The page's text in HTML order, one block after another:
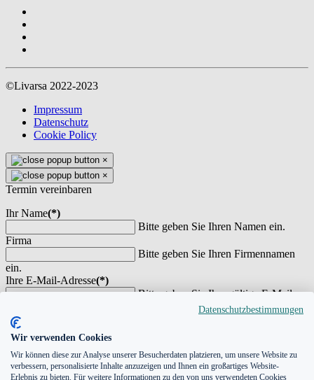
©Livarsa 2022-2023
Impressum
Datenschutz
Cookie Policy
×
×
Termin vereinbaren
Ihr Name(*)
Bitte geben Sie Ihren Namen ein.
Firma
Bitte geben Sie Ihren Firmennamen
ein.
Ihre E-Mail-Adresse(*)
Bitte geben Sie Ihre gültige E-Mail-
Telefonnummer
Ihre Nachricht
Datenschutzbestimmungen
Wir verwenden Cookies
Wir können diese zur Analyse unserer Besucherdaten platzieren, um unsere Website zu
verbessern, personalisierte Inhalte anzuzeigen und Ihnen ein großartiges Website-
Erlebnis zu bieten. Für weitere Informationen zu den von uns verwendeten Cookies